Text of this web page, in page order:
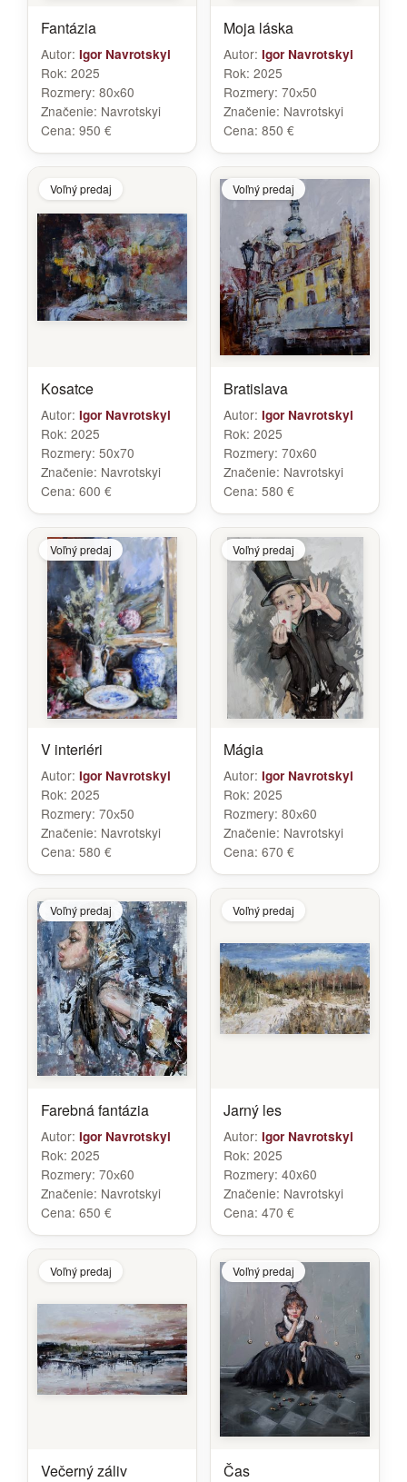
Fantázia
Autor: Igor Navrotskyi
Rok: 2025
Rozmery: 80х60
Značenie: Navrotskyi
Cena: 950 €
Moja láska
Autor: Igor Navrotskyi
Rok: 2025
Rozmery: 70х50
Značenie: Navrotskyi
Cena: 850 €
Voľný predaj
Kosatce
Autor: Igor Navrotskyi
Rok: 2025
Rozmery: 50x70
Značenie: Navrotskyi
Cena: 600 €
Voľný predaj
Bratislava
Autor: Igor Navrotskyi
Rok: 2025
Rozmery: 70x60
Značenie: Navrotskyi
Cena: 580 €
Voľný predaj
V interiéri
Autor: Igor Navrotskyi
Rok: 2025
Rozmery: 70х50
Značenie: Navrotskyi
Cena: 580 €
Voľný predaj
Mágia
Autor: Igor Navrotskyi
Rok: 2025
Rozmery: 80х60
Značenie: Navrotskyi
Cena: 670 €
Voľný predaj
Farebná fantázia
Autor: Igor Navrotskyi
Rok: 2025
Rozmery: 70х60
Značenie: Navrotskyi
Cena: 650 €
Voľný predaj
Jarný les
Autor: Igor Navrotskyi
Rok: 2025
Rozmery: 40x60
Značenie: Navrotskyi
Cena: 470 €
Voľný predaj
Večerný záliv
Voľný predaj
Čas